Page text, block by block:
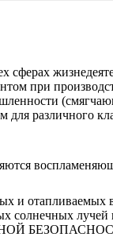
сферах
при
для различного
и отапливаемых
солнечных лучей